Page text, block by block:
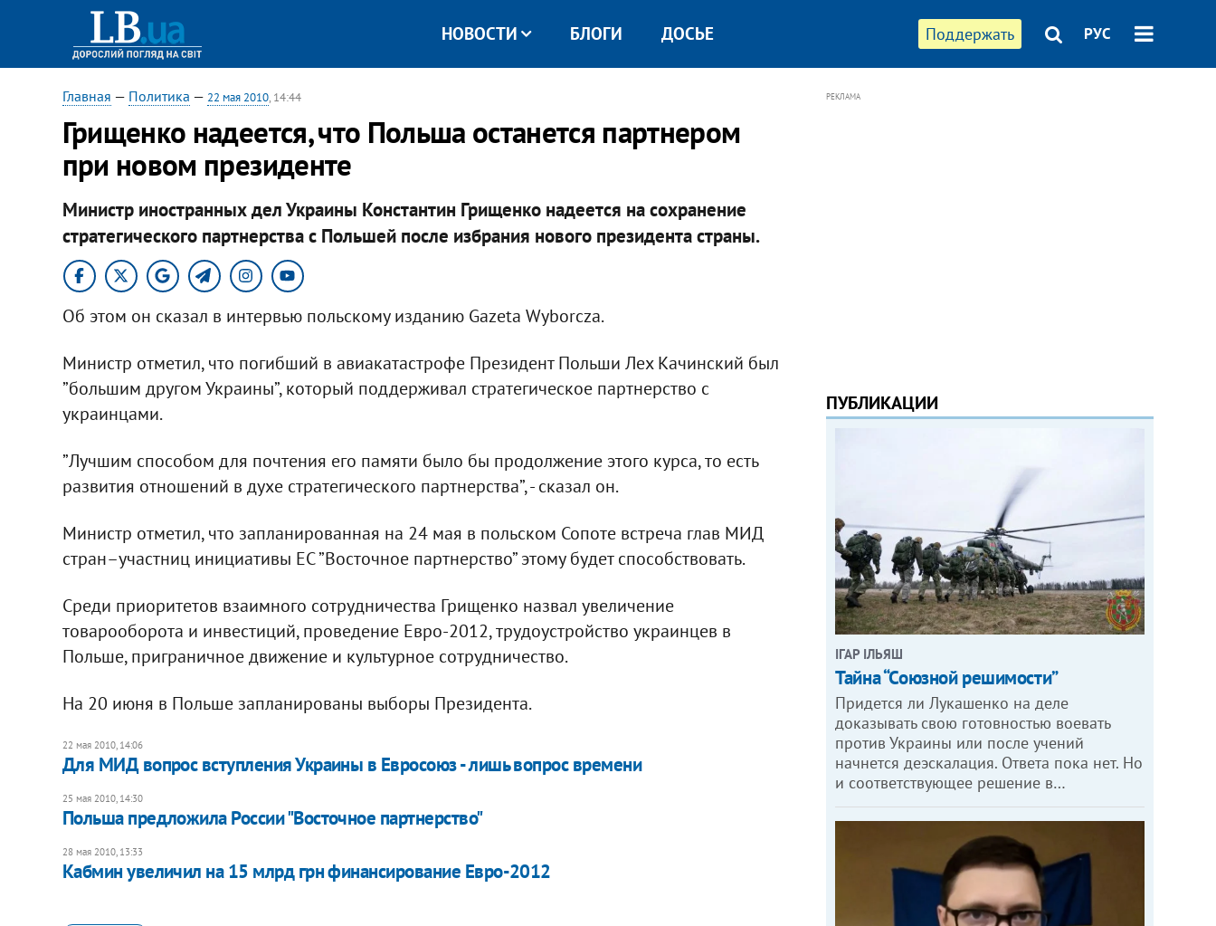
Поддержать РУС
НОВОСТИ БЛОГИ ДОСЬЕ
Главная — Политика — 22 мая 2010, 14:44
Грищенко надеется, что Польша останется партнером
при новом президенте
Министр иностранных дел Украины Константин Грищенко надеется на сохранение
стратегического партнерства с Польшей после избрания нового президента страны.
Об этом он сказал в интервью польскому изданию Gazeta Wyborcza.
Министр отметил, что погибший в авиакатастрофе Президент Польши Лех Качинский был
”большим другом Украины”, который поддерживал стратегическое партнерство с
украинцами.
”Лучшим способом для почтения его памяти было бы продолжение этого курса, то есть
развития отношений в духе стратегического партнерства”, - сказал он.
Министр отметил, что запланированная на 24 мая в польском Сопоте встреча глав МИД
стран–участниц инициативы ЕС ”Восточное партнерство” этому будет способствовать.
Среди приоритетов взаимного сотрудничества Грищенко назвал увеличение
товарооборота и инвестиций, проведение Евро-2012, трудоустройство украинцев в
Польше, приграничное движение и культурное сотрудничество.
На 20 июня в Польше запланированы выборы Президента.
22 мая 2010, 14:06
Для МИД вопрос вступления Украины в Евросоюз - лишь вопрос времени
25 мая 2010, 14:30
Польша предложила России "Восточное партнерство"
28 мая 2010, 13:33
Кабмин увеличил на 15 млрд грн финансирование Евро-2012
РЕКЛАМА
ПУБЛИКАЦИИ
ІГАР ІЛЬЯШ
Тайна “Союзной решимости”
Придется ли Лукашенко на деле
доказывать свою готовностью воевать
против Украины или после учений
начнется деэскалация. Ответа пока нет. Но
и соответствующее решение в…